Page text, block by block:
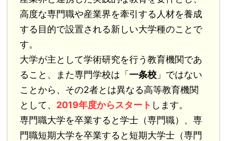
高度な専門職や産業界を牽引する人材を養成
する目的で設置される新しい大学種のことで
す。
大学が主として学術研究を行う教育機関であ
ること、また専門学校は「一条校 」ではない
ことから、その2者とは異なる高等教育機関
として、 2019年度からスタート します。
専門職大学を卒業すると学士（専門職）、専
門職短期大学を卒業すると短期大学士（専門